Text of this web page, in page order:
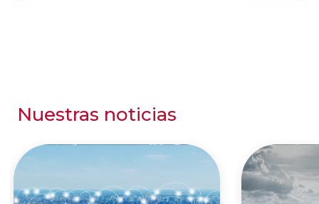
Nuestras noticias